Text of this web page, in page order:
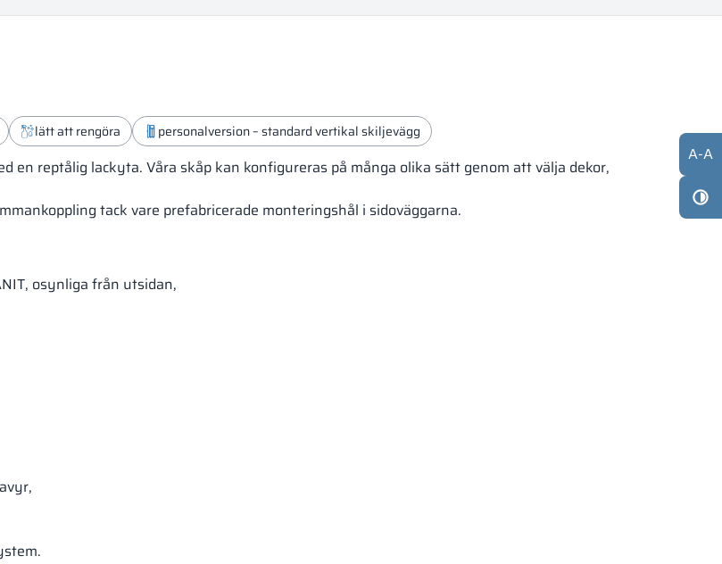
lätt att rengöra personalversion – standard vertikal skiljevägg
en reptålig lackyta. Våra skåp kan konfigureras på många olika sätt genom att välja dekor,
tack vare prefabricerade monteringshål i sidoväggarna.
osynliga från utsidan,
A-A